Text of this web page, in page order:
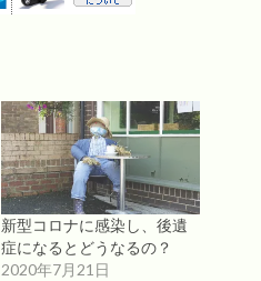
新型コロナに感染し、後遺
症になるとどうなるの？
2020年7月21日